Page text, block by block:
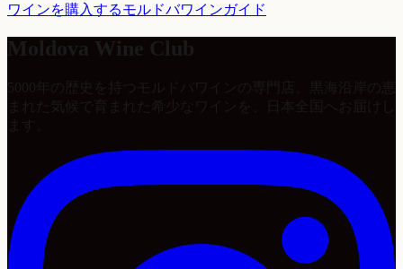
ワインを購入するモルドバワインガイド